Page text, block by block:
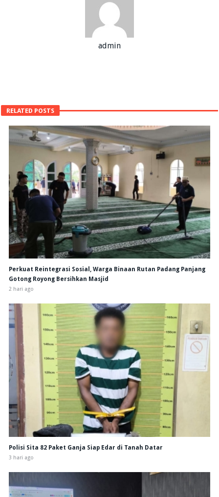
admin
RELATED POSTS
Perkuat Reintegrasi Sosial, Warga Binaan Rutan Padang Panjang
Gotong Royong Bersihkan Masjid
2 hari ago
Polisi Sita 82 Paket Ganja Siap Edar di Tanah Datar
3 hari ago